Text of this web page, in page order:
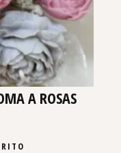
A ROSAS